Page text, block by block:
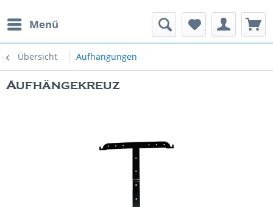
Menü
Übersicht Aufhängungen
Spielautomaten
Aufhängekreuz